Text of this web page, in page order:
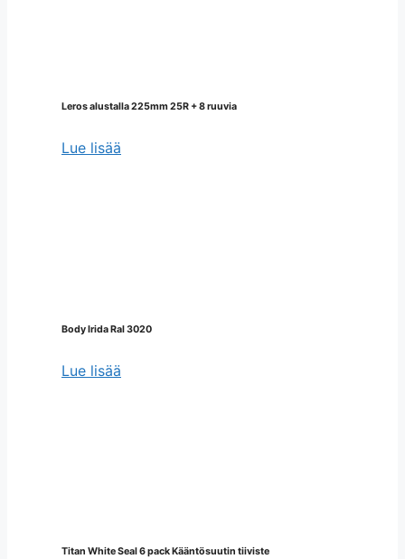
Leros alustalla 225mm 25R + 8 ruuvia
Lue lisää
Body Irida Ral 3020
Lue lisää
Titan White Seal 6 pack Kääntösuutin tiiviste